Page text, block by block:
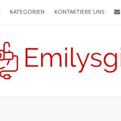
KATEGORIEN KONTAKTIERE UNS